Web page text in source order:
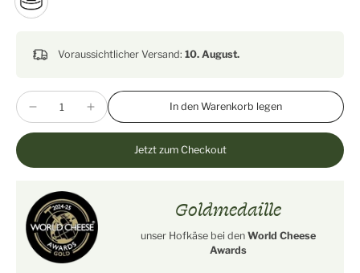
Voraussichtlicher Versand: 10. August.
In den Warenkorb legen
Jetzt zum Checkout
Goldmedaille
unser Hofkäse bei den World Cheese
Awards